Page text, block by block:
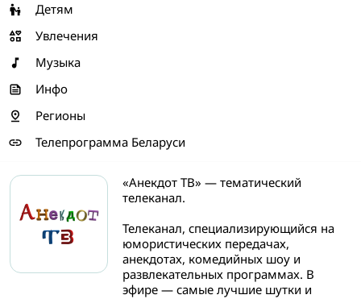
Детям
Увлечения
Музыка
Инфо
Регионы
Телепрограмма Беларуси
«Анекдот ТВ» — тематический
телеканал.
Телеканал, специализирующийся на
юмористических передачах,
анекдотах, комедийных шоу и
развлекательных программах. В
эфире — самые лучшие шутки и